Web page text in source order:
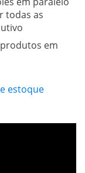
todas as
em
estoque